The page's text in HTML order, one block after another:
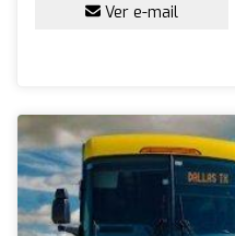
Ver e-mail